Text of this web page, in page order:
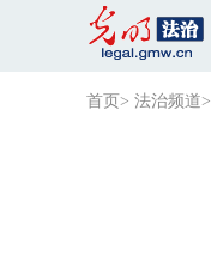
首页 > 法治频道>